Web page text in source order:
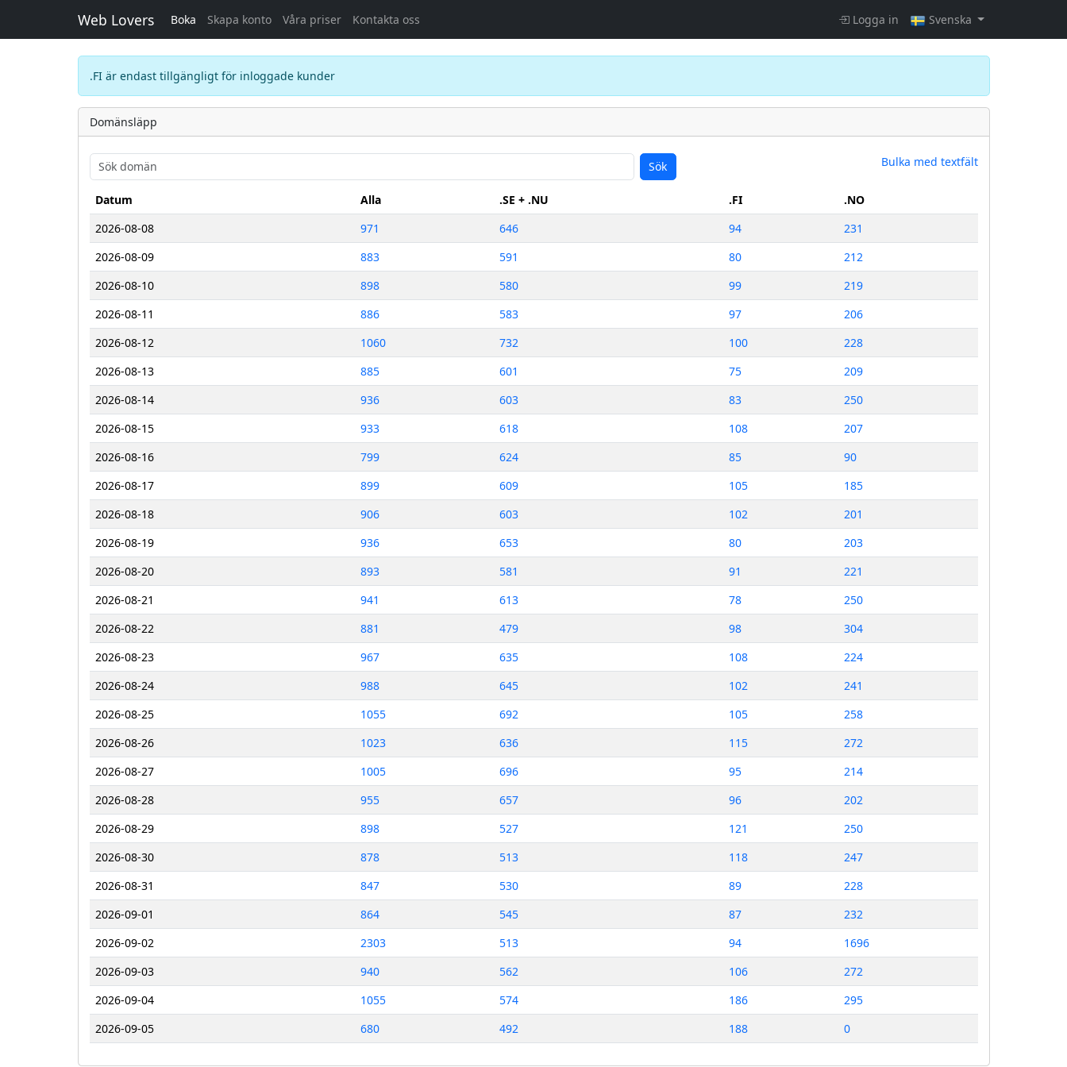
Web Lovers Boka Skapa konto Våra priser Kontakta oss Logga in Svenska
.FI är endast tillgängligt för inloggade kunder
Domänsläpp
Sök Bulka med textfält
Datum Alla .SE + .NU .FI
.NO
2026-08-08
971 646 94
231
2026-08-09
883 591 80
212
2026-08-10
898 580 99
219
2026-08-11
886 583 97
206
2026-08-12
1060 732 100
228
2026-08-13
885 601 75
209
2026-08-14
936 603 83
250
2026-08-15
933 618 108
207
2026-08-16
799 624 85
90
2026-08-17
899 609 105
185
2026-08-18
906 603 102
201
2026-08-19
936 653 80
203
2026-08-20
893 581 91
221
2026-08-21
941 613 78
250
2026-08-22
881 479 98
304
2026-08-23
967 635 108
224
2026-08-24
988 645 102
241
2026-08-25
1055 692 105
258
2026-08-26
1023 636 115
272
2026-08-27
1005 696 95
214
2026-08-28
955 657 96
202
2026-08-29
898 527 121
250
2026-08-30
878 513 118
247
2026-08-31
847 530 89
228
2026-09-01
864 545 87
232
2026-09-02
2303 513 94
1696
2026-09-03
940 562 106
272
2026-09-04
1055 574 186
295
2026-09-05
680 492 188 0